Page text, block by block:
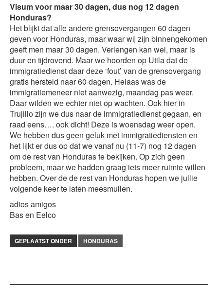
Visum voor maar 30 dagen, dus nog 12 dagen
Honduras?
Het blijkt dat alle andere grensovergangen 60 dagen
geven voor Honduras, maar waar wij zijn binnengekomen
geeft men maar 30 dagen. Verlengen kan wel, maar is
duur en tijdrovend. Maar we hoorden op Utila dat de
immigratiedienst daar deze ‘fout’ van de grensovergang
gratis hersteld naar 60 dagen. Helaas was de
immigratiemeneer niet aanwezig, maandag pas weer.
Daar wilden we echter niet op wachten. Ook hier in
Trujillo zijn we dus naar de immigratiedienst gegaan, en
raad eens…. ook dicht! Deze is woensdag weer open.
We hebben dus geen geluk met immigratiediensten en
het lijkt er dus op dat we vanaf nu (11-7) nog 12 dagen
om de rest van Honduras te bekijken. Op zich geen
probleem, maar we hadden graag iets meer ruimte willen
hebben. Over de de rest van Honduras hopen we jullie
volgende keer te laten meesmullen.
adios amigos
Bas en Eelco
GEPLAATST ONDER HONDURAS